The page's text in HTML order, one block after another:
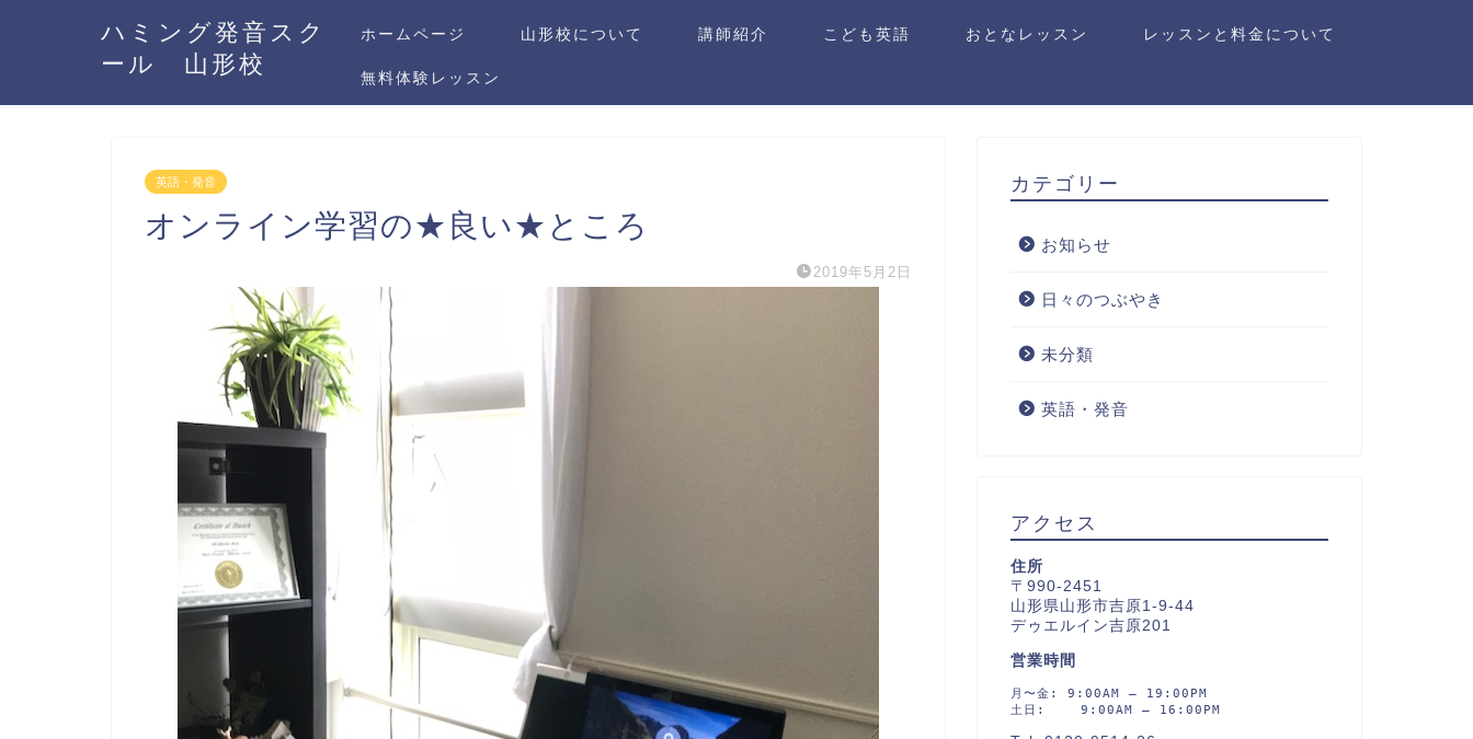
ハミング発音スク
ール 山形校
ホームページ 山形校について 講師紹介 こども英語 おとなレッスン レッスンと料金について
無料体験レッスン
英語・発音
オンライン学習の★良い★ところ
2019年5月2日
カテゴリー
お知らせ
日々のつぶやき
未分類
英語・発音
アクセス
住所
〒990-2451
山形県山形市吉原1-9-44
デゥエルイン吉原201
営業時間
月〜金: 9:00AM – 19:00PM
土日:    9:00AM – 16:00PM